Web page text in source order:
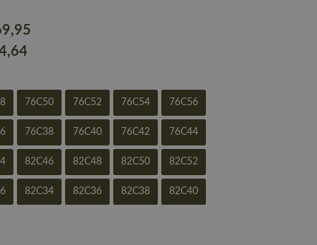
,95
,64
76C50 76C52 76C54 76C56
76C38 76C40 76C42 76C44
82C46 82C48 82C50 82C52
82C34 82C36 82C38 82C40